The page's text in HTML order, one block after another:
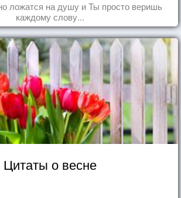
ложатся на душу и Ты просто веришь
каждому слову...
Цитаты о весне